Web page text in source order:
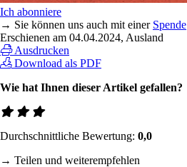
Ich abonniere
→ Sie können uns auch mit einer Spende
Erschienen am 04.04.2024, Ausland
Ausdrucken
Download als PDF
Wie hat Ihnen dieser Artikel gefallen?
Durchschnittliche Bewertung: 0,0
→ Teilen und weiterempfehlen